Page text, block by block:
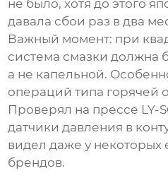
не было, хотя до этого
давала сбои раз в два
Важный момент: при
система смазки должна
а не капельной.
операций типа горячей
Проверял на прессе LY-
датчики давления в
видел даже у некоторых
брендов.